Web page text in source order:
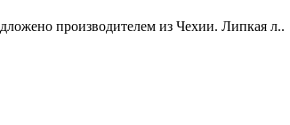
производителем из Чехии. Липкая л..